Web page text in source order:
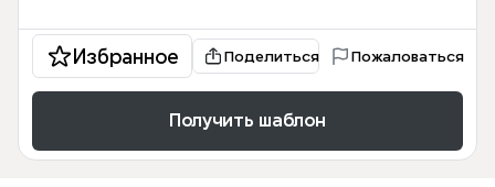
Избранное Поделиться Пожаловаться
Получить шаблон